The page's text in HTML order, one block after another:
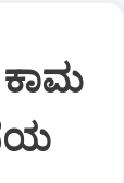
ಕಾಮ